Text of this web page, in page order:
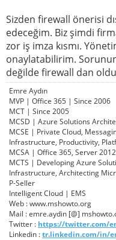
Sizden firewall önerisi
edeceğim. Biz şimdi
zor iş imza kısmı.
onaylatabilirim.
değilde firewall dan
Emre Aydın
MVP | Office 365 | Since 2006
MCT | Since 2005
MCSD | Azure Solutions
MCSE | Private Cloud,
Infrastructure, Productivity,
MCSA | Office 365, Server
MCTS | Developing Azure
Infrastructure, Architecting
P-Seller
Intelligent Cloud | EMS
Web : www.mshowto.org
Mail : emre.aydin [@]
Twitter : https://twitter.com/
Linkedin :tr.linkedin.com/in/